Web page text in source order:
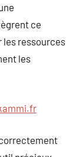
ce
les ressources
les